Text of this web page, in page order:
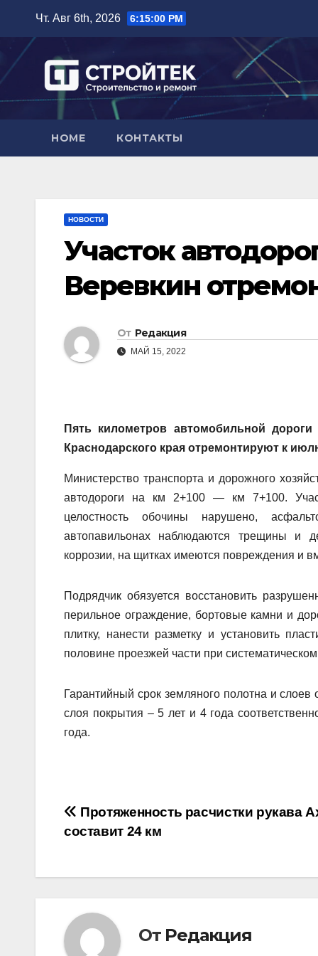
содержимому
Чт. Авг 6th, 2026 6:15:01 PM
HOME КОНТАКТЫ
НОВОСТИ
Участок
Веревкин
От Редакция
МАЙ 15, 2022
Пять километров автомобильной
Краснодарского края отремонтируют к
Министерство транспорта и дорожного
автодороги на км 2+100 — км 7+100.
целостность обочины нарушено,
автопавильонах наблюдаются трещины и
коррозии, на щитках имеются повреждения и
Подрядчик обязуется восстановить
перильное ограждение, бортовые камни и
плитку, нанести разметку и установить
половине проезжей части при
Гарантийный срок земляного полотна и
слоя покрытия – 5 лет и 4 года
года.
Навигация
записям
Протяженность расчистки рукава
составит 24 км
От Редакция